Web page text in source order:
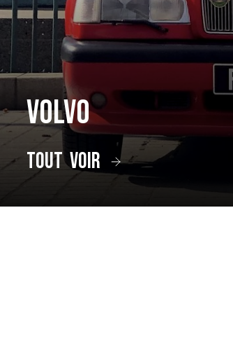
Volvo
tout voir